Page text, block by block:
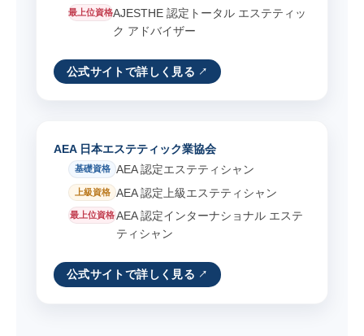
最上位資格AJESTHE 認定トータル エステティッ
ク アドバイザー
公式サイトで詳しく見る
AEA 日本エステティック業協会
基礎資格 AEA 認定エステティシャン
上級資格 AEA 認定上級エステティシャン
最上位資格AEA 認定インターナショナル エステ
ティシャン
公式サイトで詳しく見る